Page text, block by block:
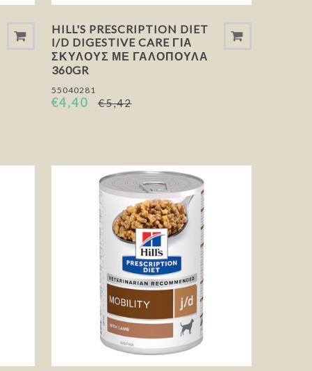
HILL'S PRESCRIPTION DIET
I/D DIGESTIVE CARE ΓΙΑ
ΣΚΎΛΟΥΣ ΜΕ ΓΑΛΟΠΟΎΛΑ
360GR
55040281
€4,40 €5,42